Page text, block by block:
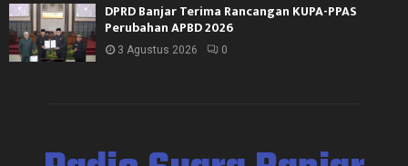
DPRD Banjar Terima Rancangan KUPA-PPAS
Perubahan APBD 2026
3 Agustus 2026 0